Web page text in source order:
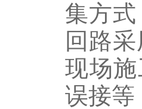
集方
回路
现场
误接等